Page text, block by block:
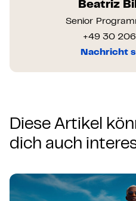
Beatriz
Senior
+49 30
Nachricht
Diese Artikel
dich auch